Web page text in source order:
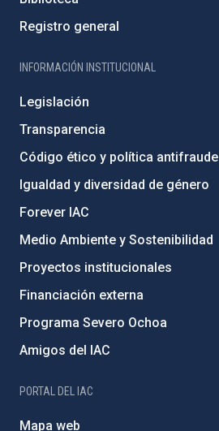
Registro general
INFORMACIÓN INSTITUCIONAL
Legislación
Transparencia
Código ético y política antifraude
Igualdad y diversidad de género
Forever IAC
Medio Ambiente y Sostenibilidad
Proyectos institucionales
Financiación externa
Programa Severo Ochoa
Amigos del IAC
PORTAL DEL IAC
Mapa web